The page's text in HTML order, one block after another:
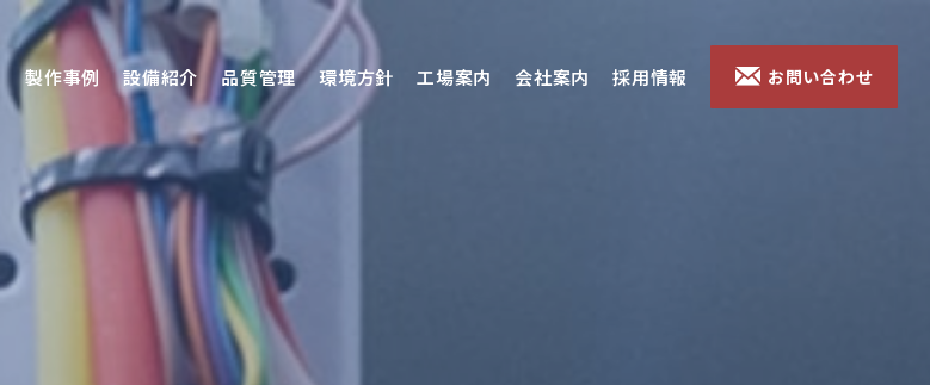
製作事例 設備紹介 品質管理 環境方針 工場案内 会社案内 採用情報 お問い合わせ